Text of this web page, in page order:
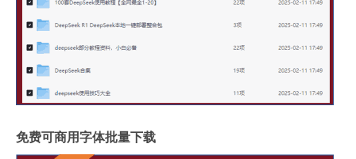
免费可商用字体批量下载